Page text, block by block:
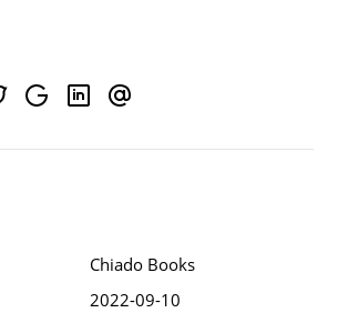
Google LinkedInEmail
Chiado Books
2022-09-10